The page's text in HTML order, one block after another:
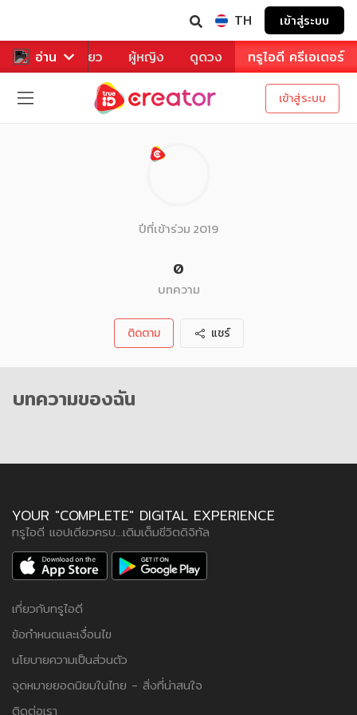
TH เข้าสู่ระบบ
อ่าน
หาร ท่องเที่ยว ผู้หญิง ดูดวง ทรูไอดี ครีเอเตอร์
เข้าสู่ระบบ
ปีที่เข้าร่วม 2019
0
บทความ
ติดตาม แชร์
บทความของฉัน
YOUR "COMPLETE" DIGITAL EXPERIENCE
ทรูไอดี แอปเดียวครบ...เติมเต็มชีวิตดิจิทัล
เกี่ยวกับทรูไอดี
ข้อกำหนดและเงื่อนไข
นโยบายความเป็นส่วนตัว
จุดหมายยอดนิยมในไทย - สิ่งที่น่าสนใจ
ติดต่อเรา